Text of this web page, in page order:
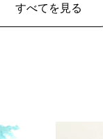
すべてを見る